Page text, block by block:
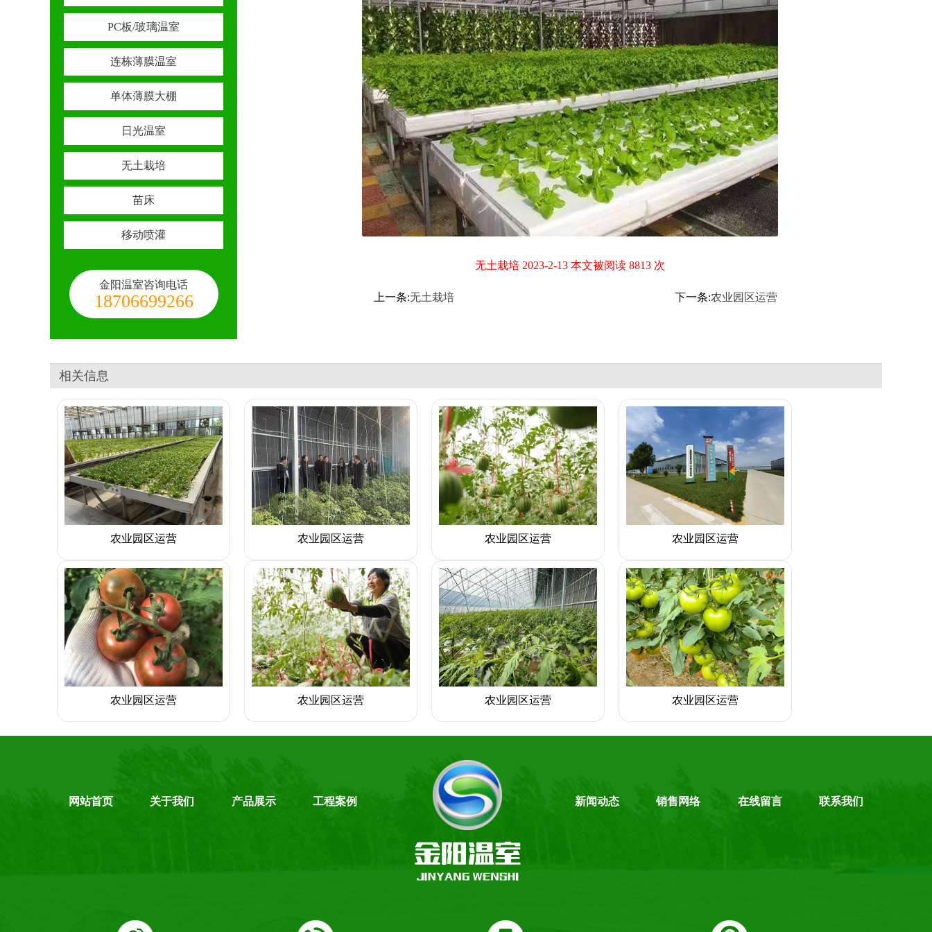
PC板/玻璃温室
连栋薄膜温室
单体薄膜大棚
日光温室
无土栽培
苗床
移动喷灌
金阳温室咨询电话
18706699266
无土栽培 2023-2-13 本文被阅读 8813 次
上一条:无土栽培 下一条:农业园区运营
相关信息
农业园区运营 农业园区运营 农业园区运营 农业园区运营
农业园区运营 农业园区运营 农业园区运营 农业园区运营
网站首页 关于我们 产品展示 工程案例 新闻动态 销售网络 在线留言 联系我们